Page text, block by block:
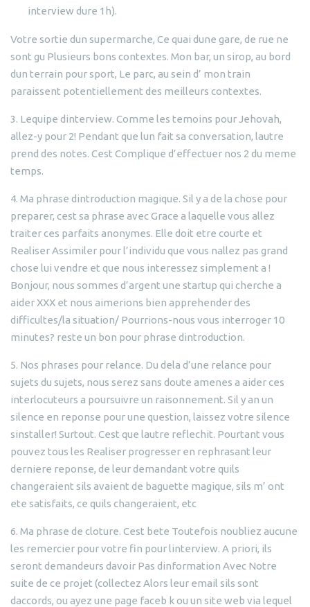
interview dure 1h).
Votre sortie dun supermarche, Ce quai dune gare, de rue ne
sont gu Plusieurs bons contextes. Mon bar, un sirop, au bord
dun terrain pour sport, Le parc, au sein d’ mon train
paraissent potentiellement des meilleurs contextes.
3. Lequipe dinterview. Comme les temoins pour Jehovah,
allez-y pour 2! Pendant que lun fait sa conversation, lautre
prend des notes. Cest Complique d’effectuer nos 2 du meme
temps.
4. Ma phrase dintroduction magique. Sil y a de la chose pour
preparer, cest sa phrase avec Grace a laquelle vous allez
traiter ces parfaits anonymes. Elle doit etre courte et
Realiser Assimiler pour l’individu que vous nallez pas grand
chose lui vendre et que nous interessez simplement a !
Bonjour, nous sommes d’argent une startup qui cherche a
aider XXX et nous aimerions bien apprehender des
difficultes/la situation/ Pourrions-nous vous interroger 10
minutes? reste un bon pour phrase dintroduction.
5. Nos phrases pour relance. Du dela d’une relance pour
sujets du sujets, nous serez sans doute amenes a aider ces
interlocuteurs a poursuivre un raisonnement. Sil y an un
silence en reponse pour une question, laissez votre silence
sinstaller! Surtout. Cest que lautre reflechit. Pourtant vous
pouvez tous les Realiser progresser en rephrasant leur
derniere reponse, de leur demandant votre quils
changeraient sils avaient de baguette magique, sils m’ ont
ete satisfaits, ce quils changeraient, etc
6. Ma phrase de cloture. Cest bete Toutefois noubliez aucune
les remercier pour votre fin pour linterview. A priori, ils
seront demandeurs davoir Pas dinformation Avec Notre
suite de ce projet (collectez Alors leur email sils sont
daccords, ou ayez une page faceb k ou un site web via lequel